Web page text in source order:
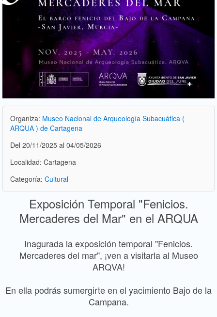
Organiza: Museo Nacional de Arqueología Subacuática (
ARQUA ) de Cartagena
Del 20/11/2025 al 04/05/2026
Localidad: Cartagena
Categoría: Cultural
Exposición Temporal "Fenicios.
Mercaderes del Mar" en el ARQUA
Inagurada la exposición temporal "Fenicios.
Mercaderes del mar", ¡ven a visitarla al Museo
ARQVA!
En ella podrás sumergirte en el yacimiento Bajo de la
Campana.